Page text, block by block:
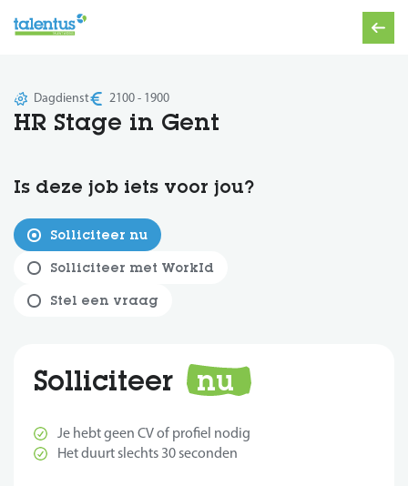
HR Stage in Gent
Dagdienst 2100 - 1900
Is deze job iets voor jou?
Solliciteer nu
Solliciteer met WorkId
Stel een vraag
Solliciteer nu
Je hebt geen CV of profiel nodig
Het duurt slechts 30 seconden